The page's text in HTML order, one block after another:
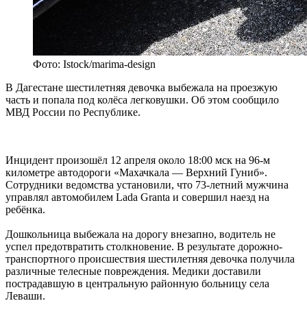
Фото: Istock/marima-design
В Дагестане шестилетняя девочка выбежала на проезжую
часть и попала под колёса легковушки. Об этом сообщило
МВД России по Республике.
Инцидент произошёл 12 апреля около 18:00 мск на 96-м
километре автодороги «Махачкала — Верхний Гуниб».
Сотрудники ведомства установили, что 73-летний мужчина
управлял автомобилем Lada Granta и совершил наезд на
ребёнка.
Дошкольница выбежала на дорогу внезапно, водитель не
успел предотвратить столкновение. В результате дорожно-
транспортного происшествия шестилетняя девочка получила
различные телесные повреждения. Медики доставили
пострадавшую в центральную районную больницу села
Леваши.